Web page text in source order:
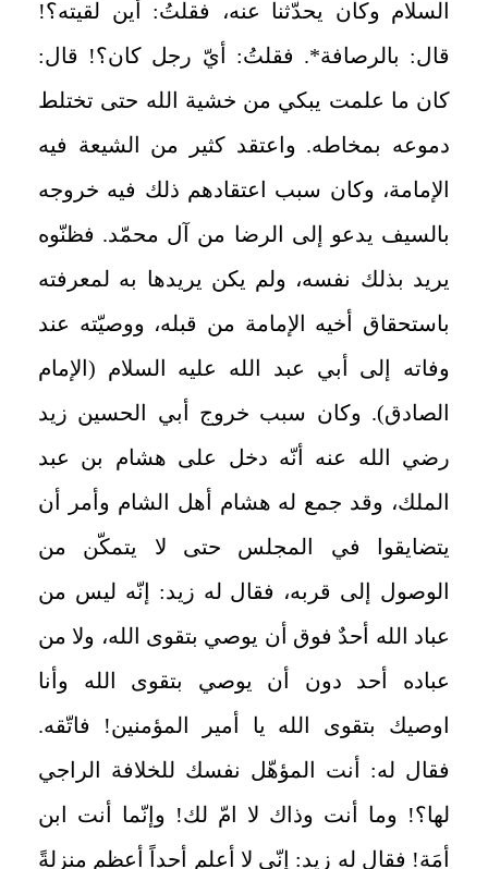
السلام وكان يحدّثنا عنه، فقلتُ: أين لقيته؟!
قال: بالرصافة*. فقلتُ: أيّ رجل كان؟! قال:
كان ما علمت يبكي من خشية الله حتى تختلط
دموعه بمخاطه. واعتقد كثير من الشيعة فيه
الإمامة، وكان سبب اعتقادهم ذلك فيه خروجه
بالسيف يدعو إلى الرضا من آل محمّد. فظنّوه
يريد بذلك نفسه، ولم يكن يريدها به لمعرفته
باستحقاق أخيه الإمامة من قبله، ووصيّته عند
وفاته إلى أبي عبد الله عليه السلام (الإمام
الصادق). وكان سبب خروج أبي الحسين زيد
رضي الله عنه أنّه دخل على هشام بن عبد
الملك، وقد جمع له هشام أهل الشام وأمر أن
يتضايقوا في المجلس حتى لا يتمكّن من
الوصول إلى قربه، فقال له زيد: إنّه ليس من
عباد الله أحدٌ فوق أن يوصي بتقوى الله، ولا من
عباده أحد دون أن يوصي بتقوى الله وأنا
اوصيك بتقوى الله يا أمير المؤمنين! فاتّقه.
فقال له: أنت المؤهّل نفسك للخلافة الراجي
لها؟! وما أنت وذاك لا امّ لك! وإنّما أنت ابن
أمَة! فقال له زيد: إنّي لا أعلم أحداً أعظم منزلةً